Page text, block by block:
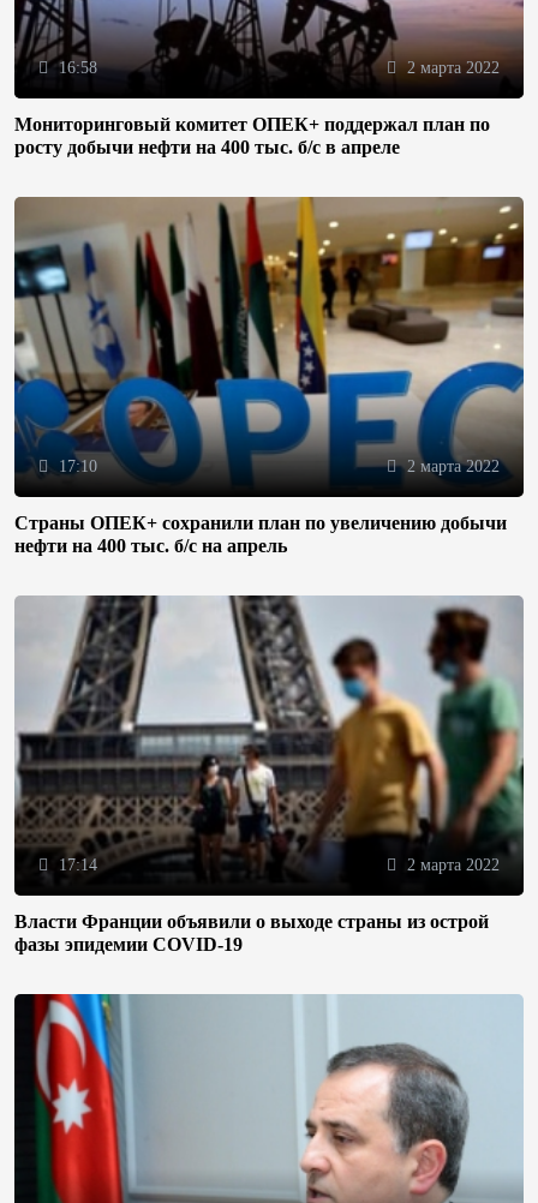
16:58 2 марта 2022
Мониторинговый комитет ОПЕК+ поддержал план по
росту добычи нефти на 400 тыс. б/с в апреле
17:10 2 марта 2022
Страны ОПЕК+ сохранили план по увеличению добычи
нефти на 400 тыс. б/с на апрель
17:14 2 марта 2022
Власти Франции объявили о выходе страны из острой
фазы эпидемии COVID-19